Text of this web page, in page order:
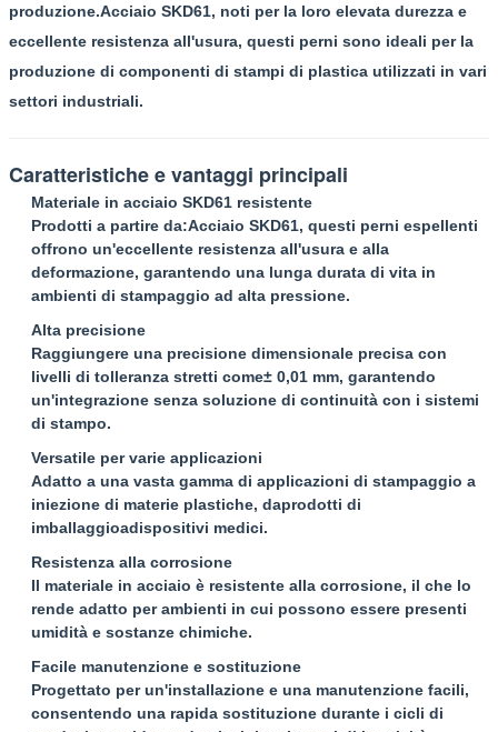
produzione.Acciaio SKD61, noti per la loro elevata durezza e
eccellente resistenza all'usura, questi perni sono ideali per la
produzione di componenti di stampi di plastica utilizzati in vari
settori industriali.
Caratteristiche e vantaggi principali
Materiale in acciaio SKD61 resistente
Prodotti a partire da:Acciaio SKD61, questi perni espellenti
offrono un'eccellente resistenza all'usura e alla
deformazione, garantendo una lunga durata di vita in
ambienti di stampaggio ad alta pressione.
Alta precisione
Raggiungere una precisione dimensionale precisa con
livelli di tolleranza stretti come± 0,01 mm, garantendo
un'integrazione senza soluzione di continuità con i sistemi
di stampo.
Versatile per varie applicazioni
Adatto a una vasta gamma di applicazioni di stampaggio a
iniezione di materie plastiche, daprodotti di
imballaggioadispositivi medici.
Resistenza alla corrosione
Il materiale in acciaio è resistente alla corrosione, il che lo
rende adatto per ambienti in cui possono essere presenti
umidità e sostanze chimiche.
Facile manutenzione e sostituzione
Progettato per un'installazione e una manutenzione facili,
consentendo una rapida sostituzione durante i cicli di